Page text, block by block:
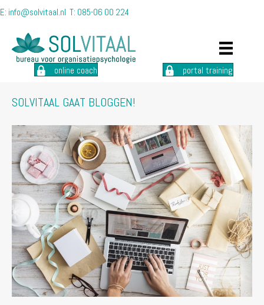
E: info@solvitaal.nl T: 085-06 00 224
online coach portal training
SOLVITAAL GAAT BLOGGEN!